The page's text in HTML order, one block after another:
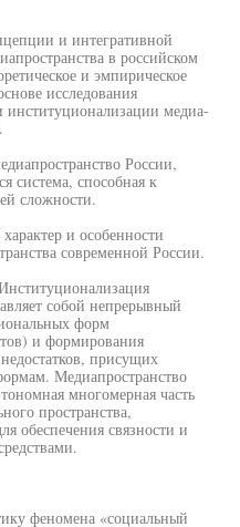
и интегративной
в российском
и эмпирическое
исследования
институционализации медиа-
России,
система, способная к
сложности.
и особенности
современной России.
собой непрерывный
форм
и формирования
присущих
Медиапространство
многомерная часть
пространства,
обеспечения связности и
феномена «социальный